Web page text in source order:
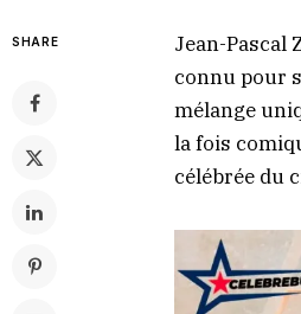
SHARE
Jean-Pascal
connu pour
mélange
la fois
célébrée du